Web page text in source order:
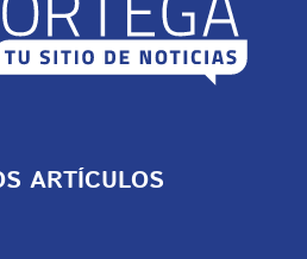
ARTÍCULOS